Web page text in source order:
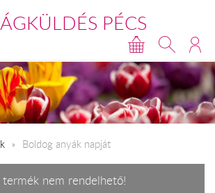
PÉCS
Boldog anyák napját
termék nem rendelhető!